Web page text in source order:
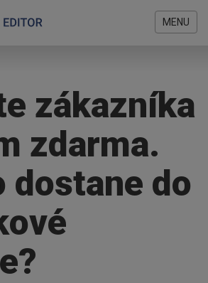
MENU
zákazníka
zdarma.
dostane do